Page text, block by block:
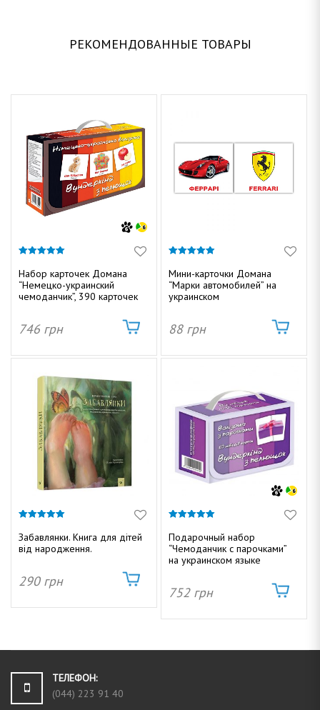
РЕКОМЕНДОВАННЫЕ ТОВАРЫ
из 5
Набор карточек Домана
“Немецко-украинский
чемоданчик”, 390 карточек
746 грн
из 5
Мини-карточки Домана
“Марки автомобилей” на
украинском
88 грн
из 5
Забавлянки. Книга для дітей
від народження.
290 грн
из 5
Подарочный набор
“Чемоданчик с парочками”
на украинском языке
752 грн
ТЕЛЕФОН:
(044) 223 91 40